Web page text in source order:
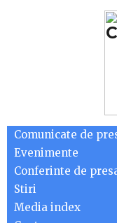
Comunicate de
Evenimente
Conferinte de
Stiri
Media index